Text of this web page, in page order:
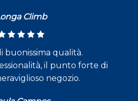
Climb
buonissima qualità.
il punto forte di
negozio.